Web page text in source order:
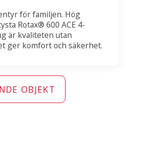
för familjen. Hög
Rotax® 600 ACE 4-
är kvaliteten utan
ger komfort och säkerhet.
OBJEKT